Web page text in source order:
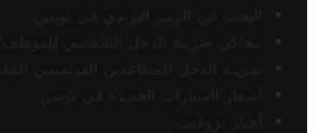
البحث عن الرمز البريدي في تونس
محاكي ضريبة الدخل الشخصي للموظف/
ضريبة الدخل للمتقاعدين الفرنسيين
أسعار السيارات الجديدة في تونس
أخبار تروفيت